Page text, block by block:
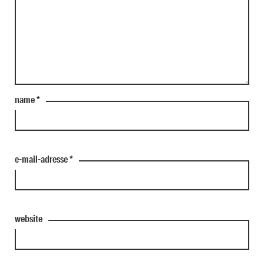
name*
e-mail-adresse*
website